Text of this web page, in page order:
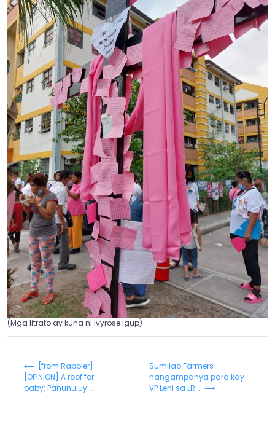
(Mga litrato ay kuha ni Ivyrose Igup)
⟵ [from Rappler]
[OPINION] A roof for
baby: Panunuluy...
Sumilao Farmers
nangampanya para kay
VP Leni sa LR... ⟶